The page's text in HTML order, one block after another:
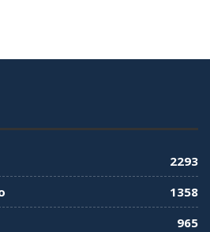
діаспори". Випуск 13. МУШ в
діаспори". Випуск 11. Олександр
2293
1358
965